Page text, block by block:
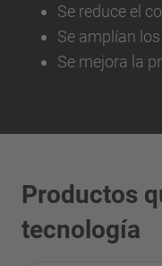
Se reduce el
Se amplían
Se mejora la
Productos
tecnología